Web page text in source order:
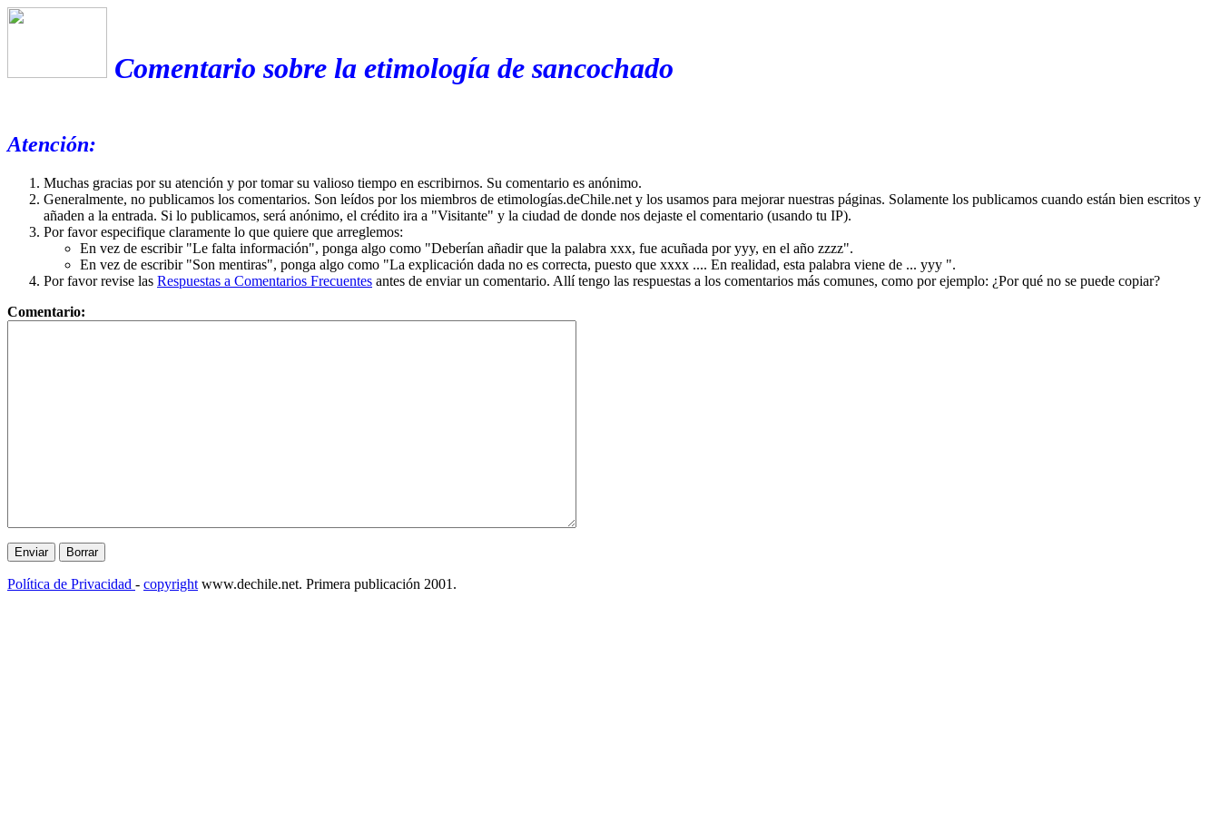
Comentario sobre la etimología de sancochado
Atención:
Muchas gracias por su atención y por tomar su valioso tiempo en escribirnos. Su comentario es anónimo.
Generalmente, no publicamos los comentarios. Son leídos por los miembros de etimologías.deChile.net y los usamos para mejorar nuestras páginas. Solamente los publicamos cuando están bien escritos y
añaden a la entrada. Si lo publicamos, será anónimo, el crédito ira a "Visitante" y la ciudad de donde nos dejaste el comentario (usando tu IP).
Por favor especifique claramente lo que quiere que arreglemos:
En vez de escribir "Le falta información", ponga algo como "Deberían añadir que la palabra xxx, fue acuñada por yyy, en el año zzzz".
En vez de escribir "Son mentiras", ponga algo como "La explicación dada no es correcta, puesto que xxxx .... En realidad, esta palabra viene de ... yyy ".
Por favor revise las Respuestas a Comentarios Frecuentes antes de enviar un comentario. Allí tengo las respuestas a los comentarios más comunes, como por ejemplo: ¿Por qué no se puede copiar?
Comentario:
Política de Privacidad - copyright www.dechile.net. Primera publicación 2001.